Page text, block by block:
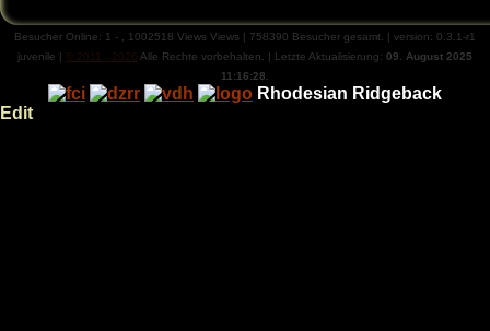
Besucher Online: 1 - 1002518 Views Views | 758390 Besucher gesamt. | version: 0.3.1-r1
juvenile |
© 2011 - 2026 Alle Rechte vorbehalten. | Letzte Aktualisierung: 09. August 2025
11:16:28.
Rhodesian Ridgeback
Edit